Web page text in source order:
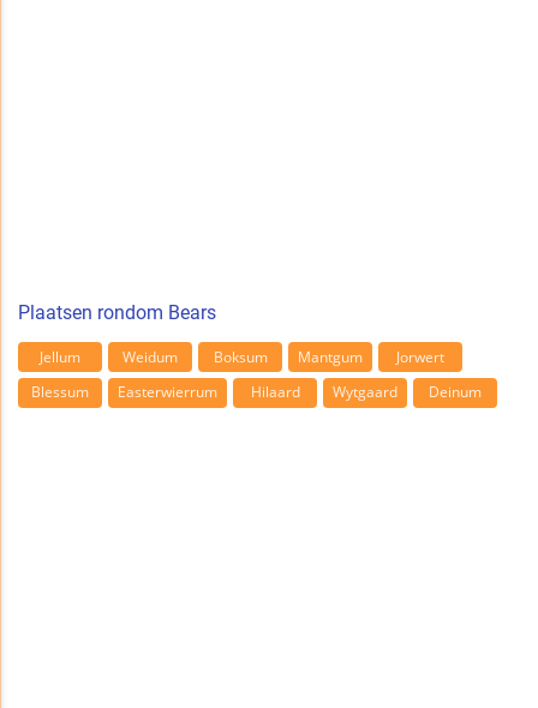
Plaatsen rondom Bears
Jellum Weidum Boksum Mantgum
Jorwert
Blessum
Easterwierrum Hilaard Wytgaard Deinum